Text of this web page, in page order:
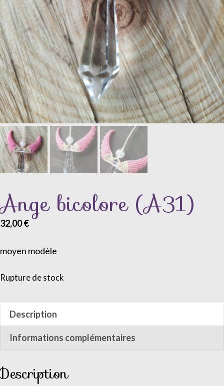
Ange bicolore (A31)
32,00€
moyen modèle
Rupture de stock
Description
Informations complémentaires
Description